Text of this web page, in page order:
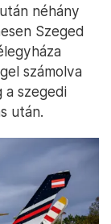
néhány
Szeged
számolva
a szegedi
után.